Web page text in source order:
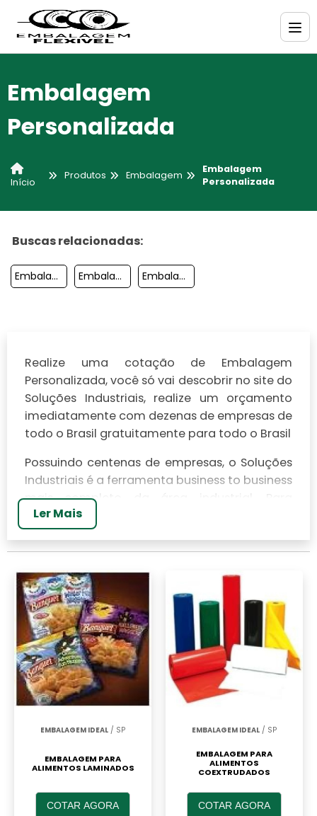
Embalagem
Personalizada
Início
Produtos Embalagem
Embalagem
Personalizada
Buscas relacionadas:
Embalagem Para Meia Embalagem Plastico Bolha Embalagem Para Refrigerante
Realize uma cotação de Embalagem
Personalizada, você só vai descobrir no site do
Soluções Industriais, realize um orçamento
imediatamente com dezenas de empresas de
todo o Brasil gratuitamente para todo o Brasil
Possuindo centenas de empresas, o Soluções
Industriais é a ferramenta business to business
mais completo da área industrial. Para
realizar um orçamento de Embalagem
Personalizada, clique em um ou mais dos
anuciantes a seguir:
Ler Mais
EMBALAGEM IDEAL / SP
EMBALAGEM PARA
ALIMENTOS LAMINADOS
COTAR AGORA
EMBALAGEM IDEAL / SP
EMBALAGEM PARA
ALIMENTOS
COEXTRUDADOS
COTAR AGORA